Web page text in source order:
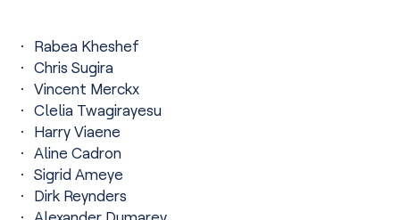
Rabea Kheshef
Chris Sugira
Vincent Merckx
Clelia Twagirayesu
Harry Viaene
Aline Cadron
Sigrid Ameye
Dirk Reynders